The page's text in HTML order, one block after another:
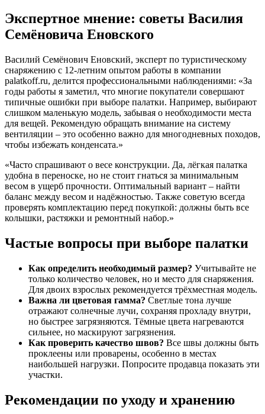
Экспертное мнение: советы Василия
Семёновича Еновского
Василий Семёнович Еновский, эксперт по туристическому
снаряжению с 12-летним опытом работы в компании
palatkoff.ru, делится профессиональными наблюдениями: «За
годы работы я заметил, что многие покупатели совершают
типичные ошибки при выборе палатки. Например, выбирают
слишком маленькую модель, забывая о необходимости места
для вещей. Рекомендую обращать внимание на систему
вентиляции – это особенно важно для многодневных походов,
чтобы избежать конденсата.»
«Часто спрашивают о весе конструкции. Да, лёгкая палатка
удобна в переноске, но не стоит гнаться за минимальным
весом в ущерб прочности. Оптимальный вариант – найти
баланс между весом и надёжностью. Также советую всегда
проверять комплектацию перед покупкой: должны быть все
колышки, растяжки и ремонтный набор.»
Частые вопросы при выборе палатки
Как определить необходимый размер? Учитывайте не
только количество человек, но и место для снаряжения.
Для двоих взрослых рекомендуется трёхместная модель.
Важна ли цветовая гамма? Светлые тона лучше
отражают солнечные лучи, сохраняя прохладу внутри,
но быстрее загрязняются. Тёмные цвета нагреваются
сильнее, но маскируют загрязнения.
Как проверить качество швов? Все швы должны быть
проклеены или проварены, особенно в местах
наибольшей нагрузки. Попросите продавца показать эти
участки.
Рекомендации по уходу и хранению